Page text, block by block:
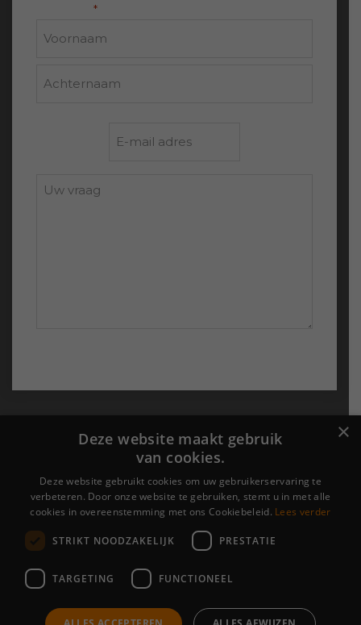
*" geeft vereiste velden aan
Uw
›Over ons
›Portfolio
›Contact
Algemene voorwaarden |Cookieverklaring &
Privacyverklaring
[brb_collection id="6469"]
×
Deze website maakt gebruik
van cookies.
Deze website gebruikt cookies om uw gebruikerservaring te
verbeteren. Door onze website te gebruiken, stemt u in met alle
cookies in overeenstemming met ons Cookiebeleid. Lees verder
STRIKT NOODZAKELIJK PRESTATIE
TARGETING FUNCTIONEEL